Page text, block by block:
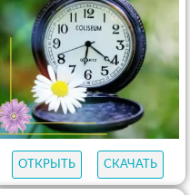
ОТКРЫТЬ СКАЧАТЬ